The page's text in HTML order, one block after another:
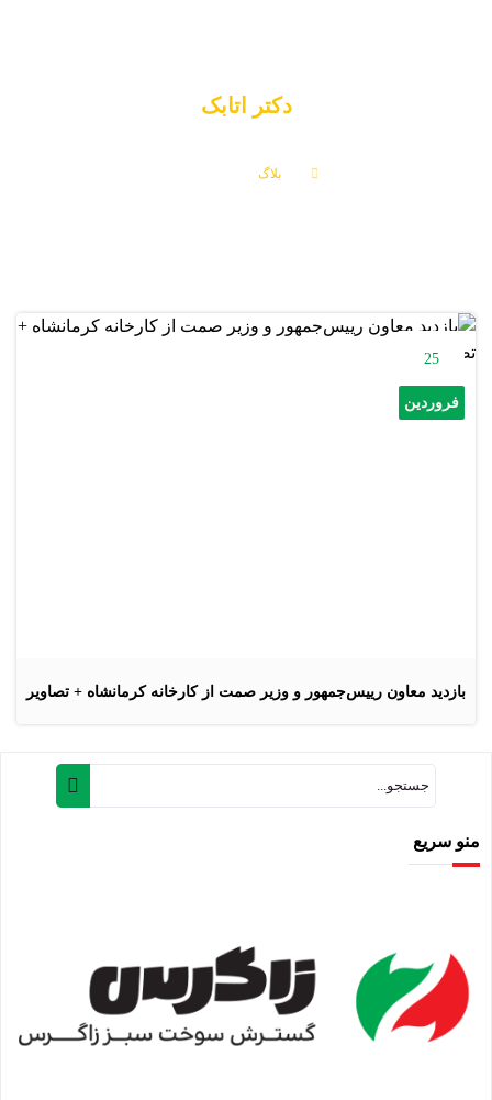
دکتر اتابک
بلاگ
بازدید معاون رییس‌جمهور و وزیر صمت از کارخانه کرمانشاه + تصاویر
25
فروردین
منو سریع